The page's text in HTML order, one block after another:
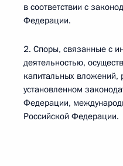
в соответствии с
Федерации.
2. Споры, связанные с
деятельностью,
капитальных вложений,
установленном
Федерации,
Российской Федерации.